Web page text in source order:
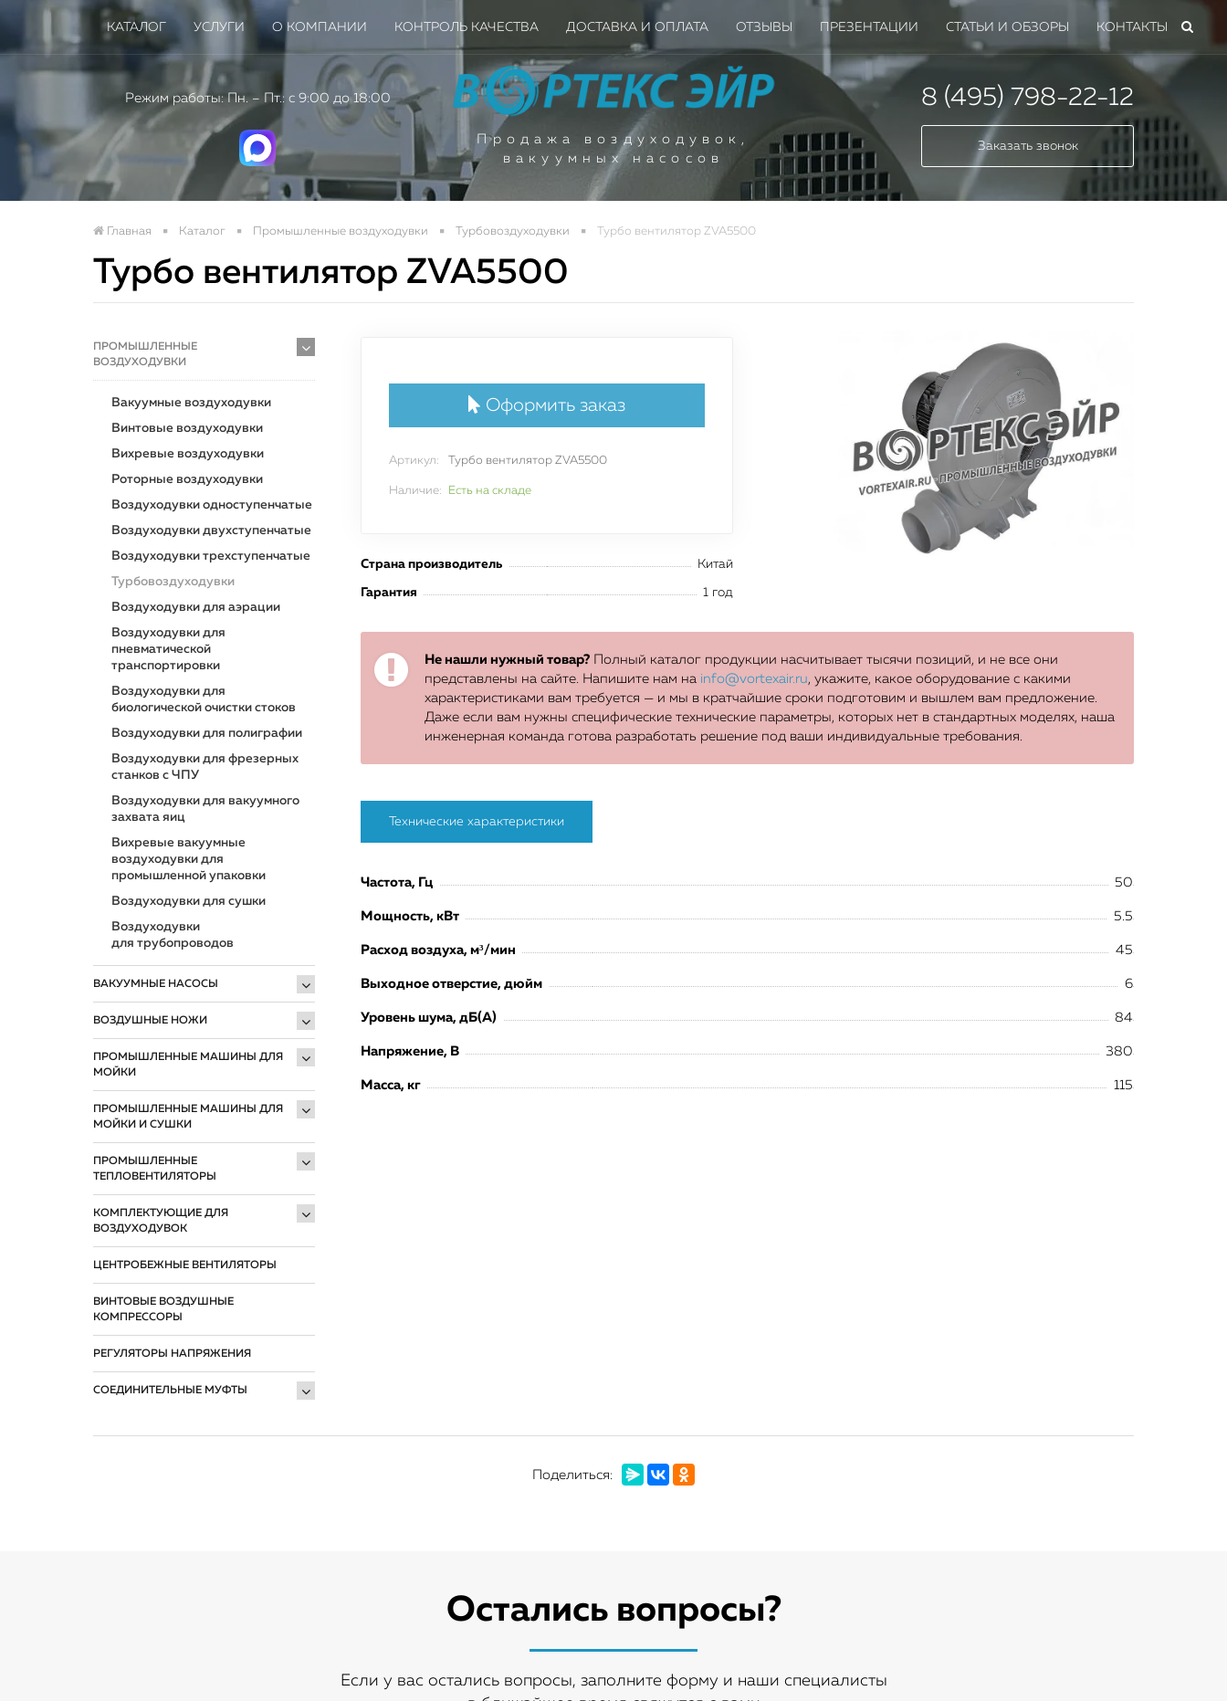
КАТАЛОГ УСЛУГИ О КОМПАНИИ КОНТРОЛЬ КАЧЕСТВА ДОСТАВКА И ОПЛАТА ОТЗЫВЫ ПРЕЗЕНТАЦИИ СТАТЬИ И ОБЗОРЫ КОНТАКТЫ
Новое поступление вакуумных
промышленных насосов для всех
отраслей
Режим работы: Пн. – Пт.: с 9:00 до 18:00
Продажа воздуходувок,
вакуумных насосов
8 (495) 798-22-12
Заказать звонок
Главная Каталог Промышленные воздуходувки Турбовоздуходувки Турбо вентилятор ZVA5500
Турбо вентилятор ZVA5500
ПРОМЫШЛЕННЫЕ
ВОЗДУХОДУВКИ
Вакуумные воздуходувки
Винтовые воздуходувки
Вихревые воздуходувки
Роторные воздуходувки
Воздуходувки одноступенчатые
Воздуходувки двухступенчатые
Воздуходувки трехступенчатые
Турбовоздуходувки
Воздуходувки для аэрации
Воздуходувки для
пневматической
транспортировки
Воздуходувки для
биологической очистки стоков
Воздуходувки для полиграфии
Воздуходувки для фрезерных
станков с ЧПУ
Воздуходувки для вакуумного
захвата яиц
Вихревые вакуумные
воздуходувки для
промышленной упаковки
Воздуходувки для сушки
Воздуходувки
для трубопроводов
ВАКУУМНЫЕ НАСОСЫ
ВОЗДУШНЫЕ НОЖИ
ПРОМЫШЛЕННЫЕ МАШИНЫ ДЛЯ
МОЙКИ
ПРОМЫШЛЕННЫЕ МАШИНЫ ДЛЯ
МОЙКИ И СУШКИ
ПРОМЫШЛЕННЫЕ
ТЕПЛОВЕНТИЛЯТОРЫ
КОМПЛЕКТУЮЩИЕ ДЛЯ
ВОЗДУХОДУВОК
ЦЕНТРОБЕЖНЫЕ ВЕНТИЛЯТОРЫ
ВИНТОВЫЕ ВОЗДУШНЫЕ
КОМПРЕССОРЫ
РЕГУЛЯТОРЫ НАПРЯЖЕНИЯ
СОЕДИНИТЕЛЬНЫЕ МУФТЫ
Оформить заказ
Артикул: Турбо вентилятор ZVA5500
Наличие: Есть на складе
Страна производитель Китай
Гарантия 1 год
Не нашли нужный товар?Полный каталог продукции насчитывает тысячи позиций, и не все они
представлены на сайте. Напишите нам на info@vortexair.ru, укажите, какое оборудование с какими
характеристиками вам требуется — и мы в кратчайшие сроки подготовим и вышлем вам предложение.
Даже если вам нужны специфические технические параметры, которых нет в стандартных моделях, наша
инженерная команда готова разработать решение под ваши индивидуальные требования.
Технические характеристики
Частота, Гц 50
Мощность, кВт 5.5
Расход воздуха, м³/мин 45
Выходное отверстие, дюйм 6
Уровень шума, дБ(А) 84
Напряжение, В 380
Масса, кг 115
Поделиться:
Остались вопросы?
Если у вас остались вопросы, заполните форму и наши специалисты